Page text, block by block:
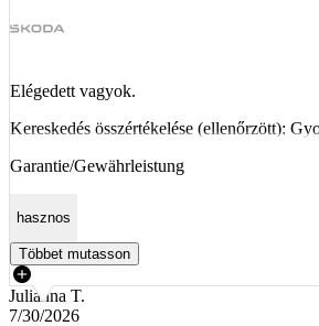
Elégedett vagyok.
Kereskedés összértékelése (ellenőrzött):
Garantie/Gewährleistung
hasznos
Többet mutasson
Julianna T.
7/30/2026